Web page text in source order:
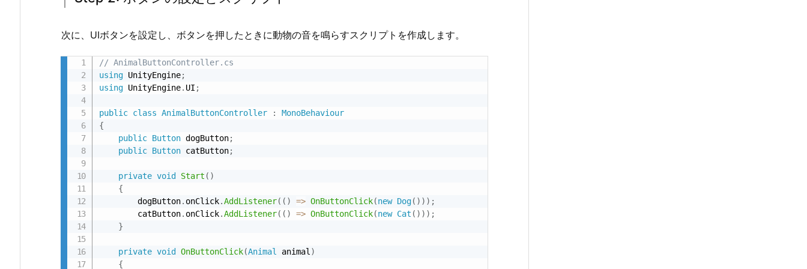
1.
ク
ス
体
的
流
れ
1.
S
t
e
次に、UIボタンを設定し、ボタンを押したときに動物の音を鳴らすスクリプトを作成します。
// AnimalButtonController.cs
using UnityEngine;
using UnityEngine. UI ;
public class AnimalButtonController :
MonoBehaviour
{
public Button dogButton;
public Button catButton;
private void Start ( )
{
        dogButton
. onClick.AddListener( ( ) => OnButtonClick(new Dog( ) ) ) ;
        catButton
. onClick.AddListener( ( ) => OnButtonClick(new Cat ( ) ) ) ;
}
private void OnButtonClick(Animal animal )
{